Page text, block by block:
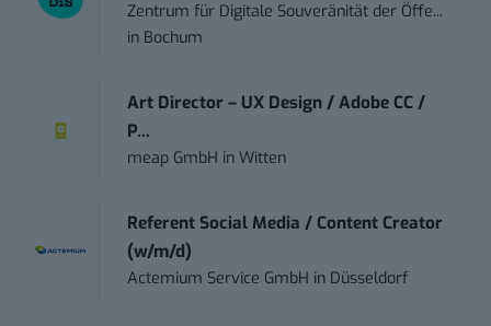
Zentrum für Digitale Souveränität der Öffe...
in Bochum
Art Director – UX Design / Adobe CC /
P...
meap GmbH inWitten
Referent Social Media / Content Creator
(w/m/d)
Actemium Service GmbH in Düsseldorf